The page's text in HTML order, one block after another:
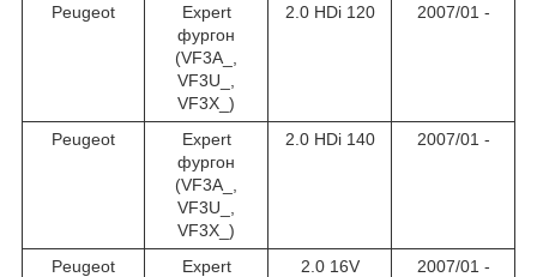
Peugeot
Expert
фургон
(VF3A_,
VF3U_,
VF3X_)
2.0 HDi 120 2007/01 -
Peugeot
Expert
фургон
(VF3A_,
VF3U_,
VF3X_)
2.0 HDi 140 2007/01 -
Peugeot
Expert
2.0 16V 2007/01 -